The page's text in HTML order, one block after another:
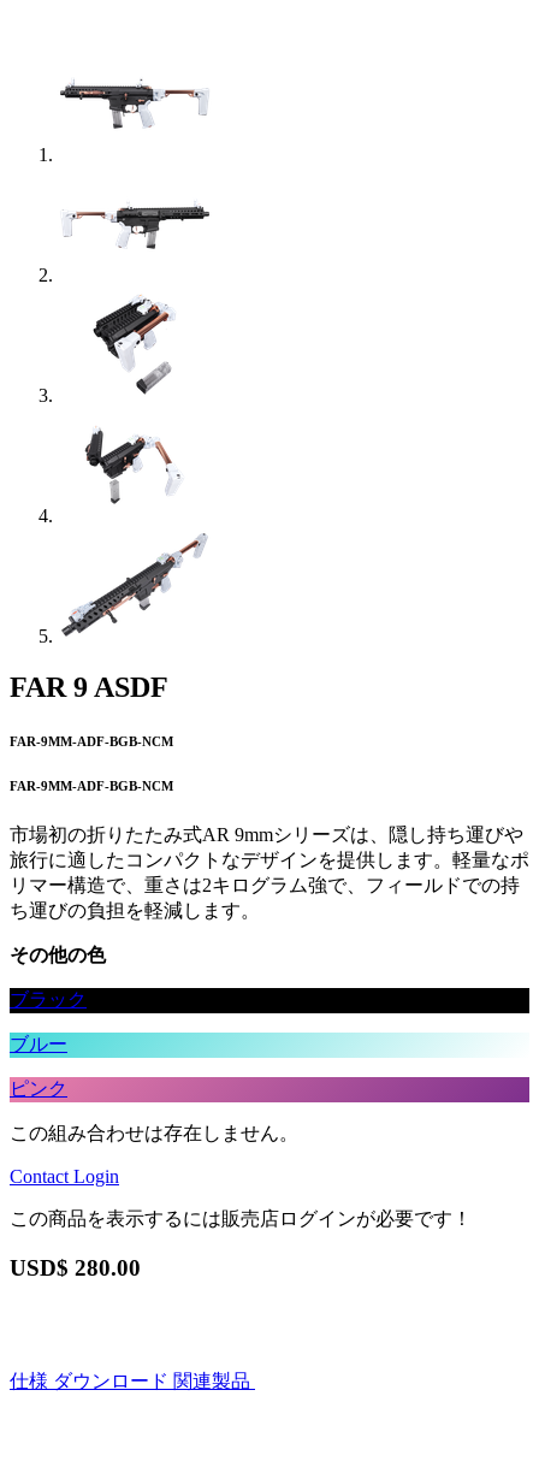
FAR 9 ASDF
FAR-9MM-ADF-BGB-NCM
FAR-9MM-ADF-BGB-NCM
市場初の折りたたみ式AR 9mmシリーズは、隠し持ち運びや
旅行に適したコンパクトなデザインを提供します。軽量なポ
リマー構造で、重さは2キログラム強で、フィールドでの持
ち運びの負担を軽減します。
その他の色
ブラック
ブルー
ピンク
この組み合わせは存在しません。
Contact Login
この商品を表示するには販売店ログインが必要です！
USD$ 280.00
仕様 ダウンロード 関連製品